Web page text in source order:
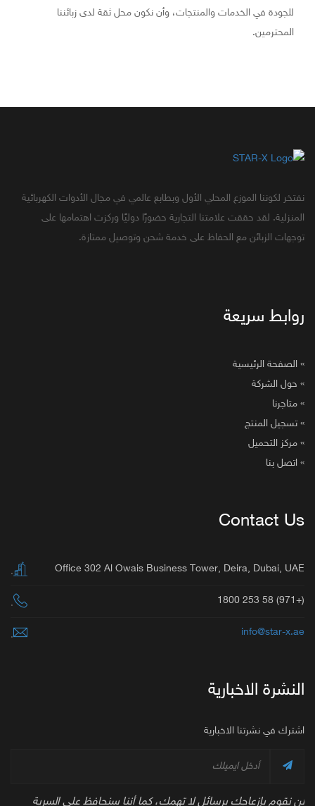
للجودة في الخدمات والمنتجات، وأن نكون محل ثقة لدى زبائننا
المحترمين.
نفتخر لكوننا الموزع المحلي الأول وبطابع عالمي في مجال الأدوات الكهربائية
المنزلية. لقد حققت علامتنا التجارية حضورًا دوليًا وركزت اهتمامها على
توجهات الزبائن مع الحفاظ على خدمة شحن وتوصيل ممتازة.
روابط سريعة
» الصفحة الرئيسية
» حول الشركة
» متاجرنا
» تسجيل المنتج
» مركز التحميل
» اتصل بنا
Contact Us
. Office 302 Al Owais Business Tower, Deira, Dubai, UAE
. (+971) 58 253 1800
. info@star-x.ae
النشرة الاخبارية
اشترك في نشرتنا الاخبارية
لن نقوم بإزعاجك برسائل لا تهمك، كما أننا سنحافظ على السرية